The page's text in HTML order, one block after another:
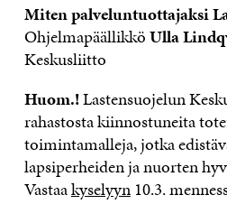
Miten palveluntuottajaksi
OhjelmapäällikköUlla
Keskusliitto
Huom.!Lastensuojelun
rahastosta kiinnostuneita
toimintamalleja, jotka
lapsiperheiden ja nuorten
Vastaakyselyyn10.3.